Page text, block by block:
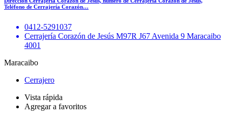
Teléfono de Cerrajería Corazón…
0412-5291037
Cerrajería Corazón de Jesús M97R J67 Avenida 9 Maracaibo
4001
Maracaibo
Cerrajero
Vista rápida
Agregar a favoritos